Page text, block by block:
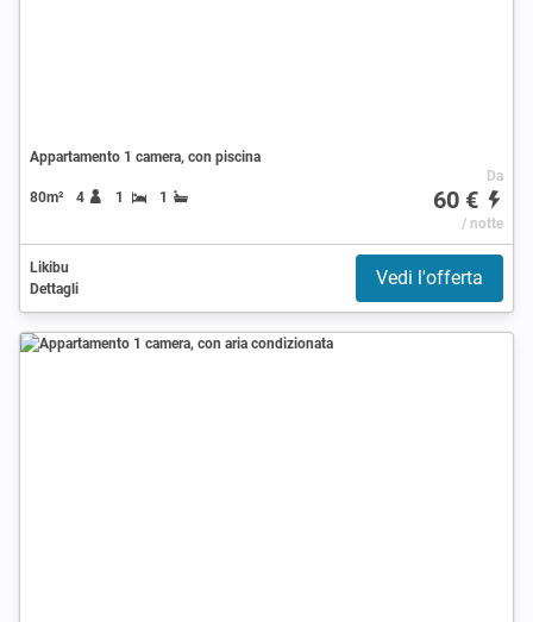
Appartamento 1 camera, con piscina
80m² 4 1 1
Da
60 €
/ notte
Likibu
Dettagli
Vedi l'offerta